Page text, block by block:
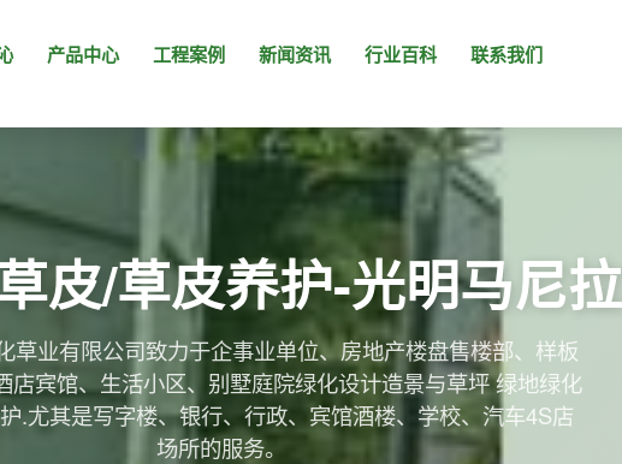
产品中心 工程案例 新闻资讯 行业百科 联系我们
皮/草皮养护-光明马尼
草业有限公司致力于企事业单位、房地产楼盘售楼部、样板
店宾馆、生活小区、别墅庭院绿化设计造景与草坪 绿地绿化
.尤其是写字楼、银行、行政、宾馆酒楼、学校、汽车4S店
场所的服务。